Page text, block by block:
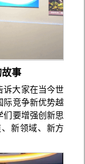
故事
诉大家在当今世
际竞争新优势越
们要增强创新思
新领域、新方